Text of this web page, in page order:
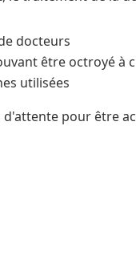
docteurs
être octroyé à
utilisées
pour être